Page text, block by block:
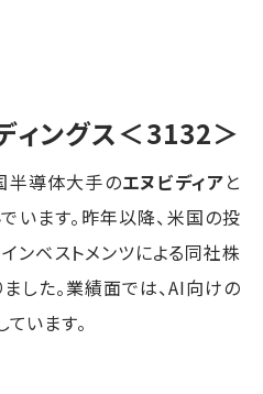
ィングス＜3132＞
半導体大手のエヌビディアと
います。昨年以降、米国の投
ンベストメンツによる同社株
した。業績面では、AI向けの
います。